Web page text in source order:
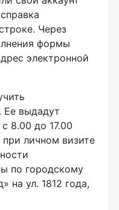
Через
формы
электронной
Ее выдадут
8.00 до 17.00
личном визите
по городскому
на ул. 1812 года,